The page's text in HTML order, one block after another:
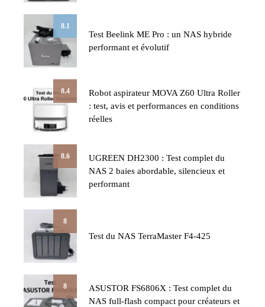
8.1
Test Beelink ME Pro : un NAS hybride
performant et évolutif
8.4
Robot aspirateur MOVA Z60 Ultra Roller
: test, avis et performances en conditions
réelles
8.6
UGREEN DH2300 : Test complet du
NAS 2 baies abordable, silencieux et
performant
8
Test du NAS TerraMaster F4-425
8
ASUSTOR FS6806X : Test complet du
NAS full-flash compact pour créateurs et